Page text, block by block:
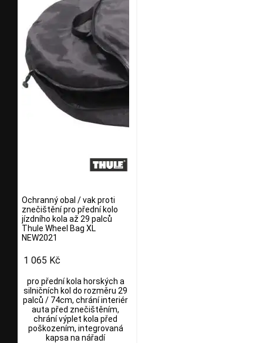
Ochranný obal / vak proti
znečištění pro přední kolo
jízdního kola až 29 palců
Thule Wheel Bag XL
NEW2021
1 065 Kč
pro přední kola horských a
silničních kol do rozměru 29
palců / 74cm, chrání interiér
auta před znečištěním,
chrání výplet kola před
poškozením, integrovaná
kapsa na nářadí